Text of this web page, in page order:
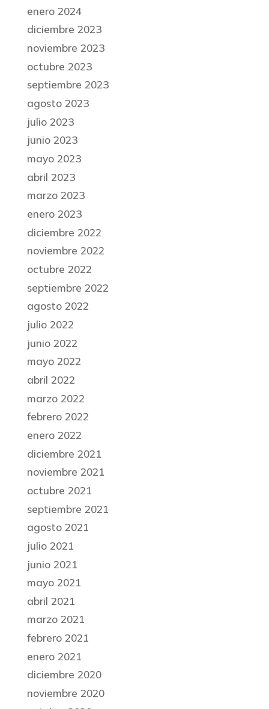
enero 2024
diciembre 2023
noviembre 2023
octubre 2023
septiembre 2023
agosto 2023
julio 2023
junio 2023
mayo 2023
abril 2023
marzo 2023
enero 2023
diciembre 2022
noviembre 2022
octubre 2022
septiembre 2022
agosto 2022
julio 2022
junio 2022
mayo 2022
abril 2022
marzo 2022
febrero 2022
enero 2022
diciembre 2021
noviembre 2021
octubre 2021
septiembre 2021
agosto 2021
julio 2021
junio 2021
mayo 2021
abril 2021
marzo 2021
febrero 2021
enero 2021
diciembre 2020
noviembre 2020